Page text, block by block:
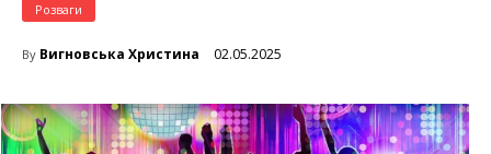
Розваги
By Вигновська Христина 02.05.2025